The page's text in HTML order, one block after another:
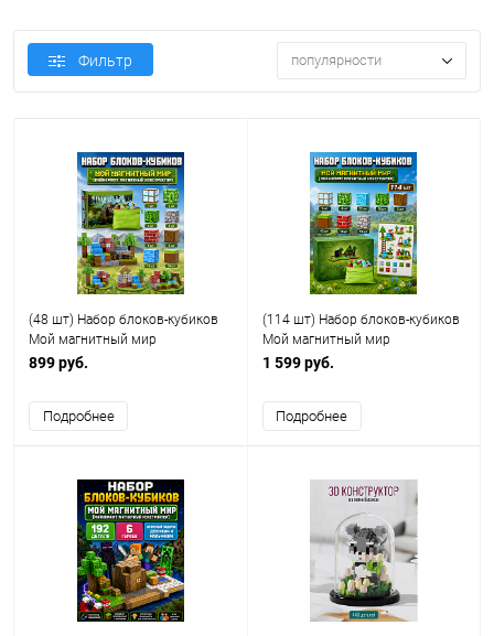
Фильтр популярности
(48 шт) Набор блоков-кубиков
Мой магнитный мир
(майнкрафт магнитный
899 руб.
Подробнее
(114 шт) Набор блоков-кубиков
Мой магнитный мир
(майнкрафт магнитный
1 599 руб.
Подробнее